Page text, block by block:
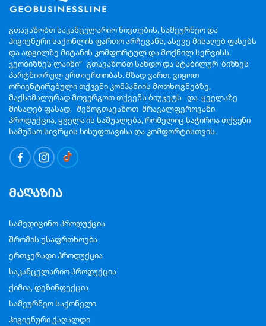
გთავაზობთ საკანცელარიო ნივთების, სამეურნეო და
ჰიგიენური საქონლის ფართო არჩევანს, ასევე მისაღებ ფასებს
და ადგილზე მიტანის კომფორტულ და მოქნილ სერვისს.
ჯეობიზნეს ლაინი“ გთავაზობთ სანდო და სტაბილურ ბიზნეს
პარტნიორულ ურთიერთობას. მზად ვართ, ვიყოთ
ორიენტირებული თქვენი კომპანიის მოთხოვნებზე,
მაქსიმალურად მოვერგოთ თქვენს ბიუჯეტს და ყველაზე
მისაღებ ფასად, შემოგთავაზოთ მრავალფეროვანი
პროდუქცია, ყველა ის საშუალება, რომელიც საჭიროა თქვენი
სამუშაო სივრცის სისუფთავისა და კომფორტისთვის.
მაღაზია
სამედიცინო პროდუქცია
შრომის უსაფრთხოება
ერთჯერადი პროდუქცია
საკანცელარიო პროდუქცია
ქიმია, დეზინფექცია
სამეურნეო საქონელი
ჰიგიენური ქაღალდი